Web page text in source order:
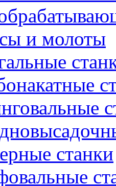
и молоты
станки